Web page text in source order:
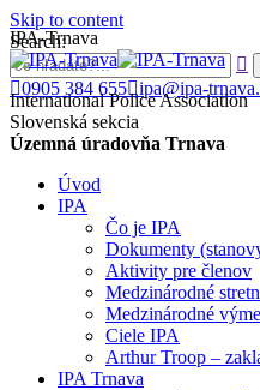
Skip to content
Search:
0905 384 655 ipa@ipa-
IPA-Trnava
International Police Association
Slovenská sekcia
Územná úradovňa Trnava
Úvod
IPA
Čo je IPA
Dokumenty
Aktivity pre členov
Medzinárodné
Medzinárodné
Ciele IPA
Arthur Troop –
IPA Trnava